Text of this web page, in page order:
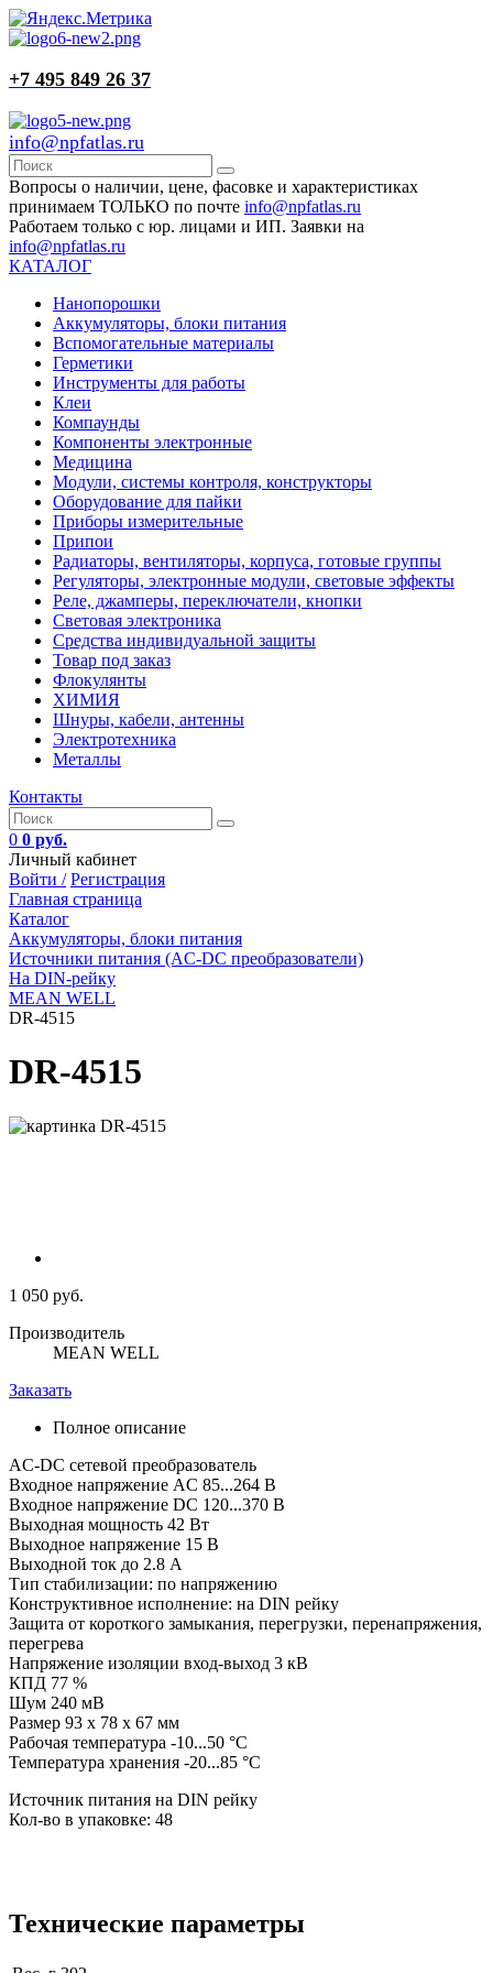
+7 495 849 26 37
info@npfatlas.ru
Вопросы о наличии, цене, фасовке и характеристиках
принимаем ТОЛЬКО по почте info@npfatlas.ru
Работаем только с юр. лицами и ИП. Заявки на
info@npfatlas.ru
КАТАЛОГ
Нанопорошки
Аккумуляторы, блоки питания
Вспомогательные материалы
Герметики
Инструменты для работы
Клеи
Компаунды
Компоненты электронные
Медицина
Модули, системы контроля, конструкторы
Оборудование для пайки
Приборы измерительные
Припои
Радиаторы, вентиляторы, корпуса, готовые группы
Регуляторы, электронные модули, световые эффекты
Реле, джамперы, переключатели, кнопки
Световая электроника
Средства индивидуальной защиты
Товар под заказ
Флокулянты
ХИМИЯ
Шнуры, кабели, антенны
Электротехника
Металлы
Контакты
0 0 руб.
Личный кабинет
Войти / Регистрация
Главная страница
Каталог
Аккумуляторы, блоки питания
Источники питания (AC-DC преобразователи)
На DIN-рейку
MEAN WELL
DR-4515
DR-4515
1 050 руб.
Производитель
MEAN WELL
Заказать
Полное описание
AC-DC сетевой преобразователь
Входное напряжение AC 85...264 В
Входное напряжение DC 120...370 В
Выходная мощность 42 Вт
Выходное напряжение 15 В
Выходной ток до 2.8 А
Тип стабилизации: по напряжению
Конструктивное исполнение: на DIN рейку
Защита от короткого замыкания, перегрузки, перенапряжения,
перегрева
Напряжение изоляции вход-выход 3 кВ
КПД 77 %
Шум 240 мВ
Размер 93 x 78 x 67 мм
Рабочая температура -10...50 °C
Температура хранения -20...85 °C
Источник питания на DIN рейку
Кол-во в упаковке: 48
Технические параметры